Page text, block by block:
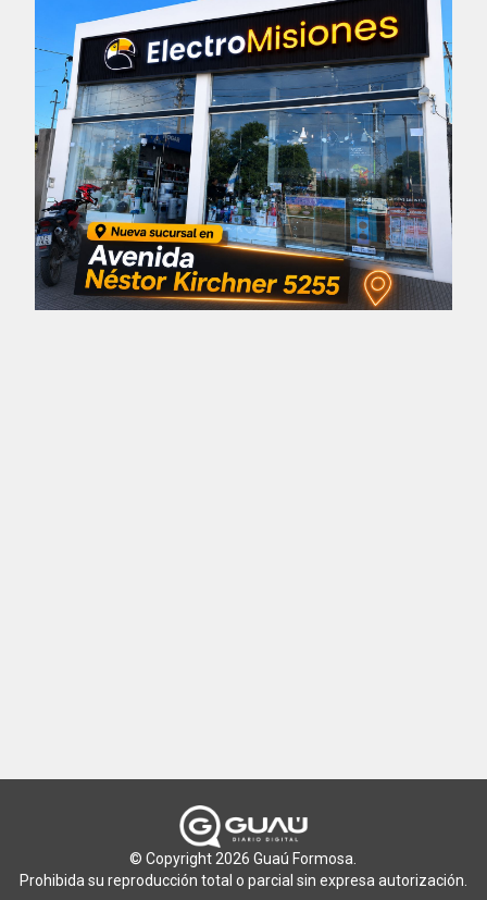
© Copyright 2026 Guaú Formosa.
Prohibida su reproducción total o parcial sin expresa autorización.